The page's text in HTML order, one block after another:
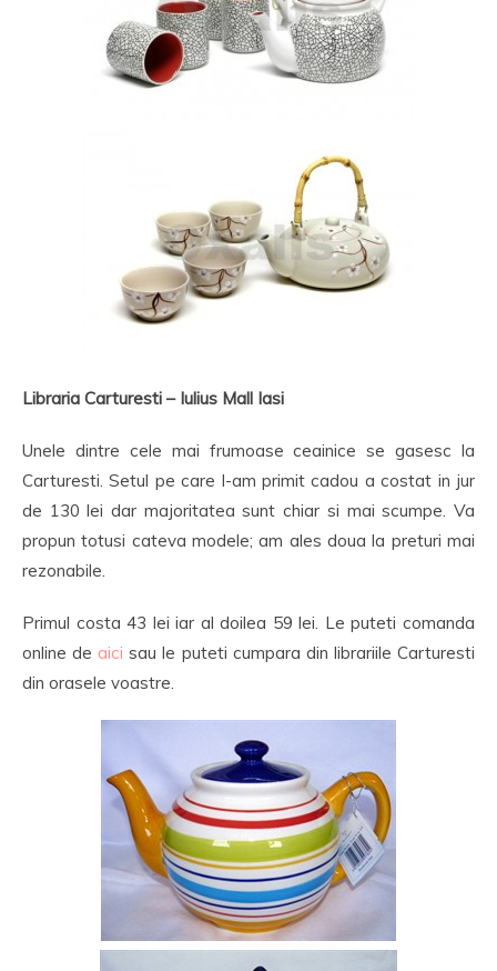
Libraria Carturesti – Iulius Mall Iasi
Unele dintre cele mai frumoase ceainice se gasesc la
Carturesti. Setul pe care l-am primit cadou a costat in jur
de 130 lei dar majoritatea sunt chiar si mai scumpe. Va
propun totusi cateva modele; am ales doua la preturi mai
rezonabile.
Primul costa 43 lei iar al doilea 59 lei. Le puteti comanda
online de aici sau le puteti cumpara din librariile Carturesti
din orasele voastre.